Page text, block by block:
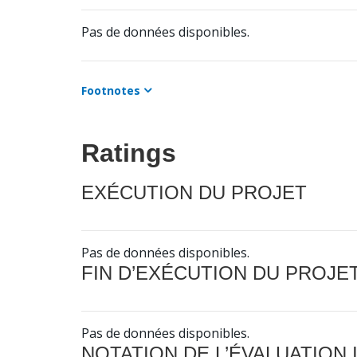
Pas de données disponibles.
Footnotes
Ratings
EXÉCUTION DU PROJET
Pas de données disponibles.
FIN D’EXÉCUTION DU
Pas de données disponibles.